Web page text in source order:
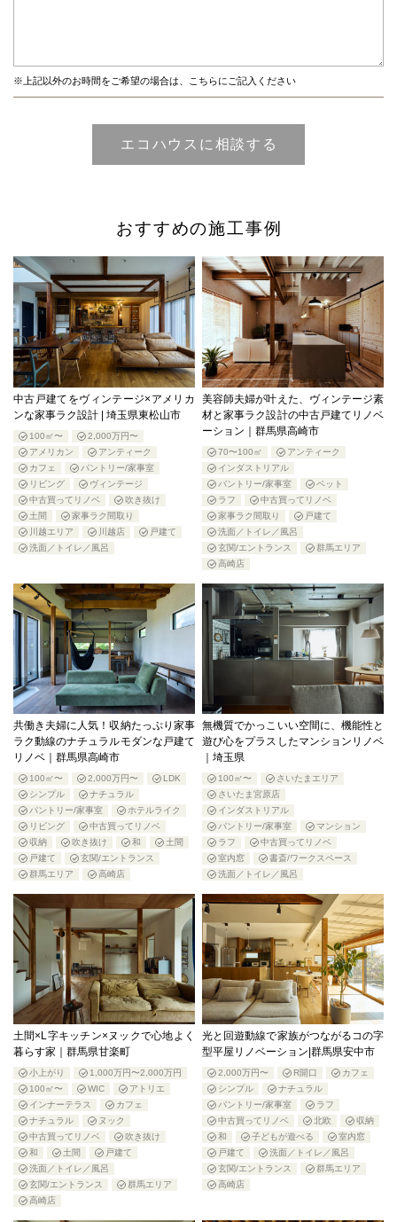
※上記以外のお時間をご希望の場合は、こちらにご記入ください
おすすめの施工事例
中古戸建てをヴィンテージ×アメリカ
ンな家事ラク設計 | 埼玉県東松山市
100㎡〜
2,000万円〜
アメリカン
アンティーク
カフェ
パントリー/家事室
リビング
ヴィンテージ
中古買ってリノベ
吹き抜け
土間
家事ラク間取り
川越エリア
川越店
戸建て
洗面／トイレ／風呂
美容師夫婦が叶えた、ヴィンテージ素
材と家事ラク設計の中古戸建てリノベ
ーション｜群馬県高崎市
70〜100㎡
アンティーク
インダストリアル
パントリー/家事室
ペット
ラフ
中古買ってリノベ
家事ラク間取り
戸建て
洗面／トイレ／風呂
玄関/エントランス
群馬エリア
高崎店
共働き夫婦に人気！収納たっぷり家事
ラク動線のナチュラルモダンな戸建て
リノベ｜群馬県高崎市
100㎡〜 2,000万円〜
LDK
シンプル
ナチュラル
パントリー/家事室
ホテルライク
リビング
中古買ってリノベ
収納
吹き抜け 和
土間
戸建て
玄関/エントランス
群馬エリア
高崎店
無機質でかっこいい空間に、機能性と
遊び心をプラスしたマンションリノベ
｜埼玉県
100㎡〜
さいたまエリア
さいたま宮原店
インダストリアル
パントリー/家事室
マンション
ラフ
中古買ってリノベ
室内窓
書斎/ワークスペース
洗面／トイレ／風呂
土間×L字キッチン×ヌックで心地よく
暮らす家｜群馬県甘楽町
小上がり
1,000万円〜2,000万円
100㎡〜
WIC
アトリエ
インナーテラス
カフェ
ナチュラル
ヌック
中古買ってリノベ
吹き抜け
和
土間
戸建て
洗面／トイレ／風呂
玄関/エントランス
群馬エリア
高崎店
光と回遊動線で家族がつながるコの字
型平屋リノベーション|群馬県安中市
2,000万円〜 R開口
カフェ
シンプル
ナチュラル
パントリー/家事室
ラフ
中古買ってリノベ
北欧
収納
和
子どもが遊べる
室内窓
戸建て
洗面／トイレ／風呂
玄関/エントランス
群馬エリア
高崎店